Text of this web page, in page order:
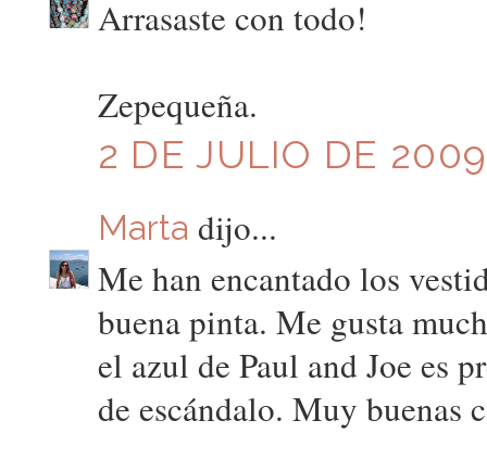
Arrasaste con todo!
Zepequeña.
2 DE JULIO DE
Marta dijo...
Me han encantado los
buena pinta. Me gusta
el azul de Paul and Joe es
de escándalo. Muy buenas